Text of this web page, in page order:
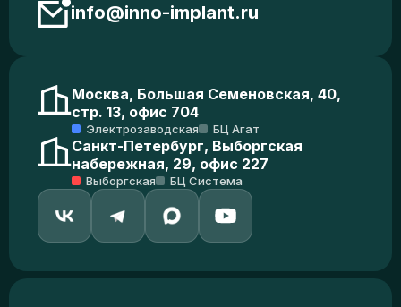
info@inno-implant.ru
Москва, Большая Семеновская, 40,
стр. 13, офис 704
Электрозаводская БЦ Агат
Санкт-Петербург, Выборгская
набережная, 29, офис 227
Выборгская БЦ Система